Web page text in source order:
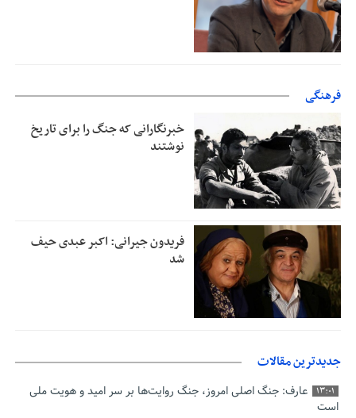
فرهنگی
خبرنگارانی که جنگ را برای تاریخ
نوشتند
فریدون جیرانی: اکبر عبدی حیف
شد
جدیدترین مقالات
13:01
عارف: جنگ اصلی امروز، جنگ روایت‌ها بر سر امید و هویت ملی
است